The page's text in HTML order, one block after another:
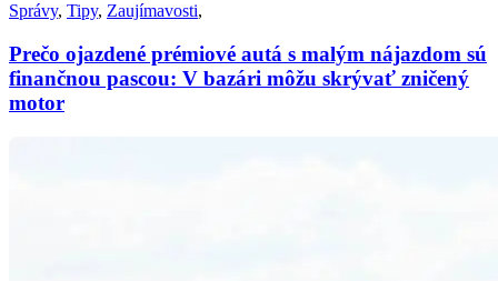
Správy, Tipy, Zaujímavosti,
Prečo ojazdené prémiové autá s malým nájazdom sú
finančnou pascou: V bazári môžu skrývať zničený
motor